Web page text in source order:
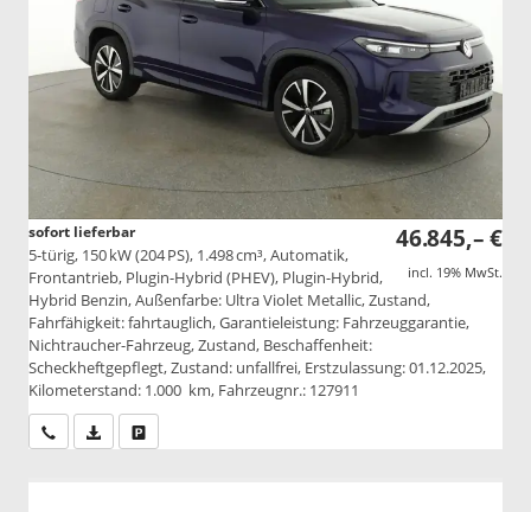
46.845,– €
incl. 19% MwSt.
sofort lieferbar
5-türig, 150 kW (204 PS), 1.498 cm³, Automatik,
Frontantrieb, Plugin-Hybrid (PHEV), Plugin-Hybrid,
Hybrid Benzin, Außenfarbe: Ultra Violet Metallic, Zustand,
Fahrfähigkeit: fahrtauglich, Garantieleistung: Fahrzeuggarantie,
Nichtraucher-Fahrzeug, Zustand, Beschaffenheit:
Scheckheftgepflegt, Zustand: unfallfrei, Erstzulassung: 01.12.2025,
Kilometerstand: 1.000 km, Fahrzeugnr.: 127911
Wir rufen Sie anPDF-Datei, Fahrzeugexposé drucken